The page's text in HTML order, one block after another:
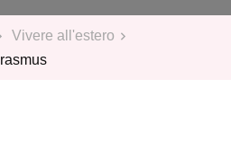
Vivere all'estero